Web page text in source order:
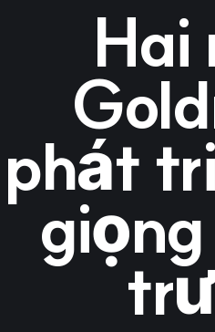
Hai
phát